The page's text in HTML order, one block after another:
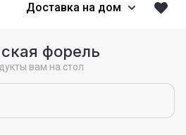
Доставка на дом
форель
вам на стол